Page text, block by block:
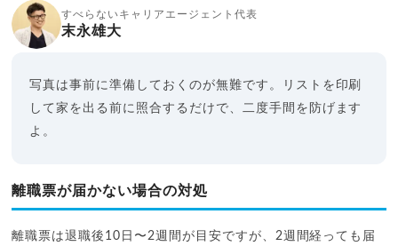
すべらないキャリアエージェント代表
末永雄大
写真は事前に準備しておくのが無難です。リストを印刷
して家を出る前に照合するだけで、二度手間を防げます
よ。
離職票が届かない場合の対処
離職票は退職後10日〜2週間が目安ですが、2週間経っても届